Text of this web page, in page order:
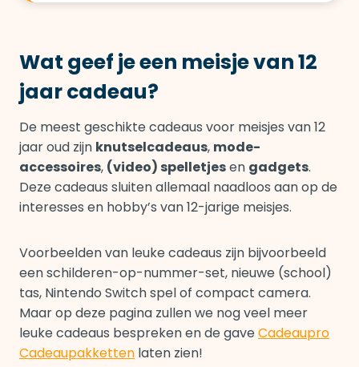
Wat geef je een meisje van 12
jaar cadeau?
De meest geschikte cadeaus voor meisjes van 12
jaar oud zijn knutselcadeaus, mode-
accessoires, (video) spelletjesen gadgets.
Deze cadeaus sluiten allemaal naadloos aan op de
interesses en hobby’s van 12-jarige meisjes.
Voorbeelden van leuke cadeaus zijn bijvoorbeeld
een schilderen-op-nummer-set, nieuwe (school)
tas, Nintendo Switch spel of compact camera.
Maar op deze pagina zullen we nog veel meer
leuke cadeaus bespreken en de gaveCadeaupro
Cadeaupakketten laten zien!